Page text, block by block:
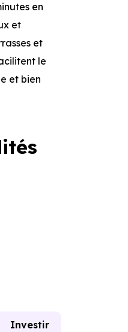
en
et
et
le
et bien
Investir